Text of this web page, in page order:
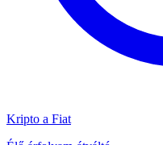
Kripto a Fiat